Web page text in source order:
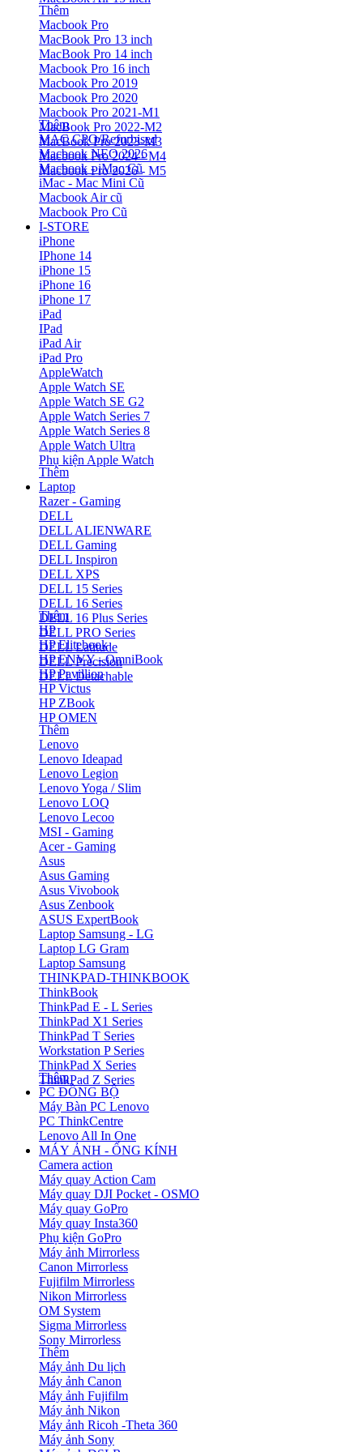
Thêm
Macbook Pro
MacBook Pro 13 inch
MacBook Pro 14 inch
Macbook Pro 16 inch
Macbook Pro 2019
Macbook Pro 2020
Macbook Pro 2021-M1
MacBook Pro 2022-M2
MacBook Pro 2023-M3
Macbook Pro 2024 - M4
Macbook Pro 2026 - M5
Thêm
MAC CPO/Refurbised
Macbook NEO 2026
Macbook - iMac Cũ
iMac - Mac Mini Cũ
Macbook Air cũ
Macbook Pro Cũ
I-STORE
iPhone
IPhone 14
iPhone 15
iPhone 16
iPhone 17
iPad
IPad
iPad Air
iPad Pro
AppleWatch
Apple Watch SE
Apple Watch SE G2
Apple Watch Series 7
Apple Watch Series 8
Apple Watch Ultra
Phụ kiện Apple Watch
Thêm
Laptop
Razer - Gaming
DELL
DELL ALIENWARE
DELL Gaming
DELL Inspiron
DELL XPS
DELL 15 Series
DELL 16 Series
DELL 16 Plus Series
DELL PRO Series
DELL Latitude
DELL Precision
DELL Detachable
Thêm
HP
HP Elitebook
HP ENVY - OmniBook
HP Pavillion
HP Victus
HP ZBook
HP OMEN
Thêm
Lenovo
Lenovo Ideapad
Lenovo Legion
Lenovo Yoga / Slim
Lenovo LOQ
Lenovo Lecoo
MSI - Gaming
Acer - Gaming
Asus
Asus Gaming
Asus Vivobook
Asus Zenbook
ASUS ExpertBook
Laptop Samsung - LG
Laptop LG Gram
Laptop Samsung
THINKPAD-THINKBOOK
ThinkBook
ThinkPad E - L Series
ThinkPad X1 Series
ThinkPad T Series
Workstation P Series
ThinkPad X Series
ThinkPad Z Series
Thêm
PC ĐỒNG BỘ
Máy Bàn PC Lenovo
PC ThinkCentre
Lenovo All In One
MÁY ẢNH - ỐNG KÍNH
Camera action
Máy quay Action Cam
Máy quay DJI Pocket - OSMO
Máy quay GoPro
Máy quay Insta360
Phụ kiện GoPro
Máy ảnh Mirrorless
Canon Mirrorless
Fujifilm Mirrorless
Nikon Mirrorless
OM System
Sigma Mirrorless
Sony Mirrorless
Thêm
Máy ảnh Du lịch
Máy ảnh Canon
Máy ảnh Fujifilm
Máy ảnh Nikon
Máy ảnh Ricoh -Theta 360
Máy ảnh Sony